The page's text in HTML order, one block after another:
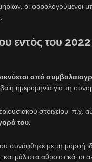
οι φορολογούμενοι
εντός του
από
ημερομηνία για τη
στοιχείου, π.χ.
του.
συνάφθηκε με τη μορφή
μάλιστα αθροιστικά, οι